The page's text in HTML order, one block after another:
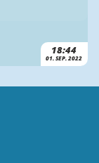
18:44
01. SEP. 2022